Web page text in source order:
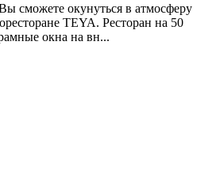
сможете окунуться в атмосферу
TEYA. Ресторан на 50
окна на вн...